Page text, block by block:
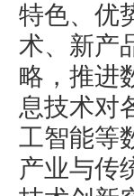
特色、优
术、新产
略，推进
息技术对
工智能等
产业与传